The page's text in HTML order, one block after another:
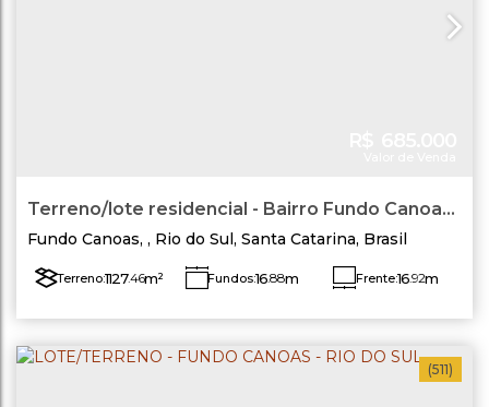
Terreno/lote residencial - Bairro Fundo Canoas
- Rio do Sul/SC
Fundo Canoas , Rio do Sul, Santa Catarina, Brasil
Terreno:1127.46m² Fundos:16.88m Frente:16.92m
Lado Direito:68.01m
(511)